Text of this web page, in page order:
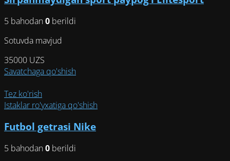
выбрать
5 bahodan0 berildi
Sotuvda mavjud
35000 UZS
Savatchaga qo'shish
Tez ko'rish
Istaklar ro'yxatiga qo'shish
Futbol getrasi Nike
5 bahodan0 berildi